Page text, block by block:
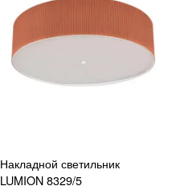
Накладной светильник
LUMION 8329/5